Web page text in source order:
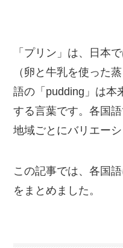
「プリン」は、日本
（卵と牛乳を使った
語の「pudding」は本
する言葉です。各国
地域ごとにバリエー
この記事では、各国
をまとめました。